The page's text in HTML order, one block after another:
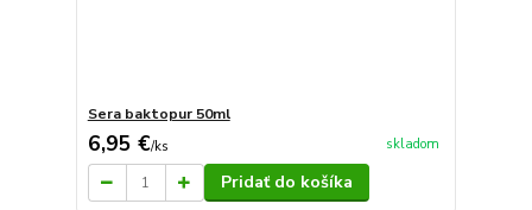
Sera baktopur 50ml
6,95 €/ks skladom
Pridať do košíka